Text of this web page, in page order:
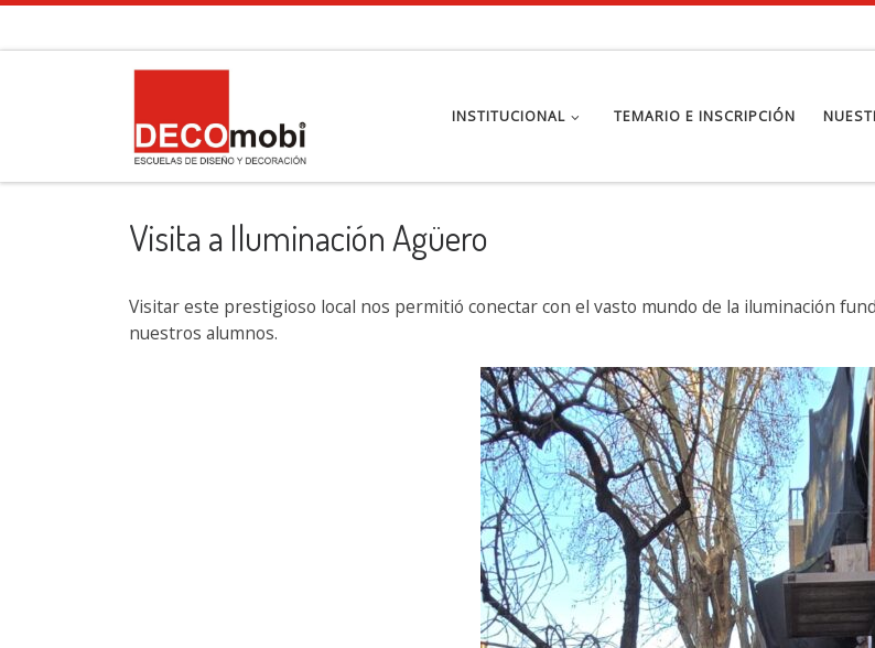
INSTITUCIONAL TEMARIO E INSCRIPCIÓN
Visita a Iluminación Agüero
Visitar este prestigioso local nos permitió conectar con el vasto mundo de la iluminación
nuestros alumnos.